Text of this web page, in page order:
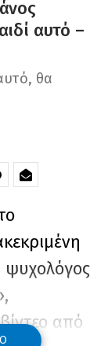
αυτό –
θα
ψυχολόγος
από